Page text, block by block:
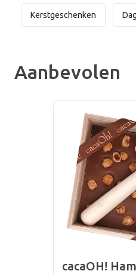
stuk bij (aantal) stuks. Wil
gepersonaliseerde
Kerstgeschenken
Aanbevolen
cacaOH!